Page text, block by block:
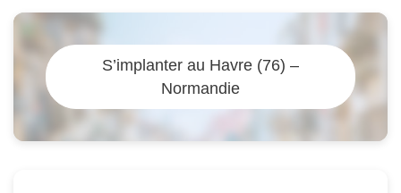
S’implanter au Havre (76) –
Normandie